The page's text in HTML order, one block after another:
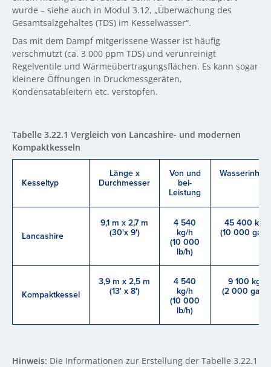
wurde – siehe auch in Modul 3.12, „Überwachung des
Gesamtsalzgehaltes (TDS) im Kesselwasser“.
Das mit dem Dampf mitgerissene Wasser ist häufig
verschmutzt (ca. 3 000 ppm TDS) und verunreinigt
Regelventile und Wärmeübertragungsflächen. Es kann sogar
kleinere Öffnungen in Druckmessgeräten,
Kondensatableitern etc. verstopfen.
Tabelle 3.22.1 Vergleich von Lancashire- und modernen
Kompaktkesseln
Kesseltyp
Länge x
Durchmesser
Von und
bei-
Leistung
Wasserinhalt
Lancashire
9,1 m x 2,7 m
(30'x 9')
4 540
kg/h
(10 000
lb/h)
45 400 kg
(10 000 gal.)
Kompaktkessel
3,9 m x 2,5 m
(13' x 8')
4 540
kg/h
(10 000
lb/h)
9 100 kg
(2 000 gal.)
Hinweis: Die Informationen zur Erstellung der Tabelle 3.22.1